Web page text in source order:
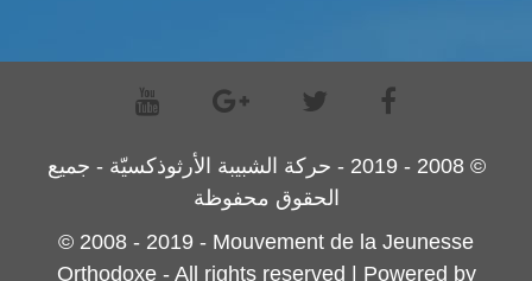
© 2008 - 2019 - حركة الشبيبة الأرثوذكسيّة - جميع
الحقوق محفوظة
© 2008 - 2019 - Mouvement de la Jeunesse
Orthodoxe - All rights reserved | Powered by